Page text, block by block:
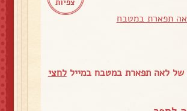
צפיות
תפארת במטבח
של לאה תפארת במטבח במייללחצי